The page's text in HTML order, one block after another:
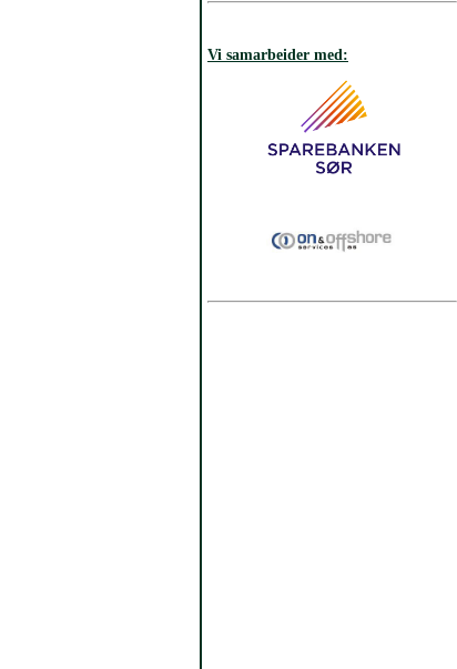
Vi samarbeider med: